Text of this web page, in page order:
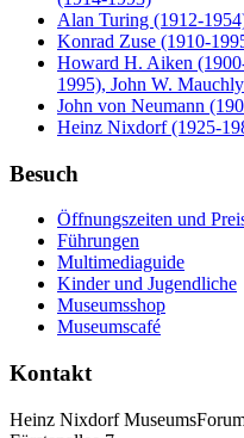
Alan Turing (1912-
Konrad Zuse (1910-
Howard H. Aiken
1995), John W.
John von Neumann
Heinz Nixdorf (1925-
Besuch
Öffnungszeiten und
Führungen
Multimediaguide
Kinder und Jugendliche
Museumsshop
Museumscafé
Kontakt
Heinz Nixdorf